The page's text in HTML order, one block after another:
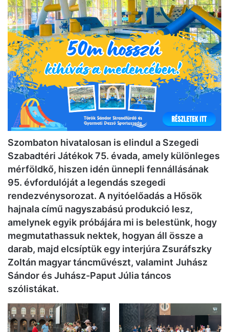
Szombaton hivatalosan is elindul a Szegedi
Szabadtéri Játékok 75. évada, amely különleges
mérföldkő, hiszen idén ünnepli fennállásának
95. évfordulóját a legendás szegedi
rendezvénysorozat. A nyitóelőadás a Hősök
hajnala című nagyszabású produkció lesz,
amelynek egyik próbájára mi is belestünk, hogy
megmutathassuk nektek, hogyan áll össze a
darab, majd elcsíptük egy interjúra Zsuráfszky
Zoltán magyar táncművészt, valamint Juhász
Sándor és Juhász-Paput Júliatáncos
szólistákat.